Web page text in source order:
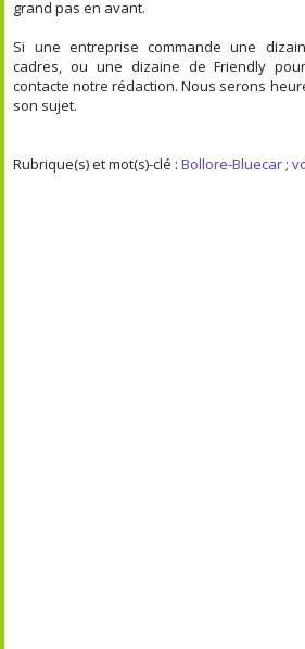
grand pas en avant.
Si une entreprise commande une
cadres, ou une dizaine de Friendly
contacte notre rédaction. Nous serons
son sujet.
Rubrique(s) et mot(s)-clé :Bollore-Bluecar;